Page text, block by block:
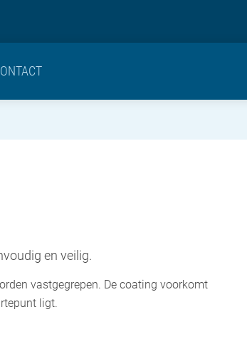
en veilig.
vastgegrepen. De coating voorkomt
ligt.